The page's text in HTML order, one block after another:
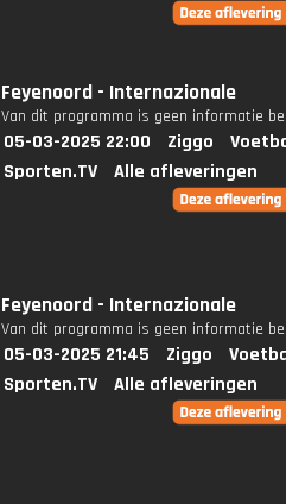
Feyenoord - Internazionale
Van dit programma is geen informatie
05-03-2025 22:00 Ziggo
Sporten.TV
Alle afleveringen
Feyenoord - Internazionale
Van dit programma is geen informatie
05-03-2025 21:45 Ziggo
Sporten.TV
Alle afleveringen